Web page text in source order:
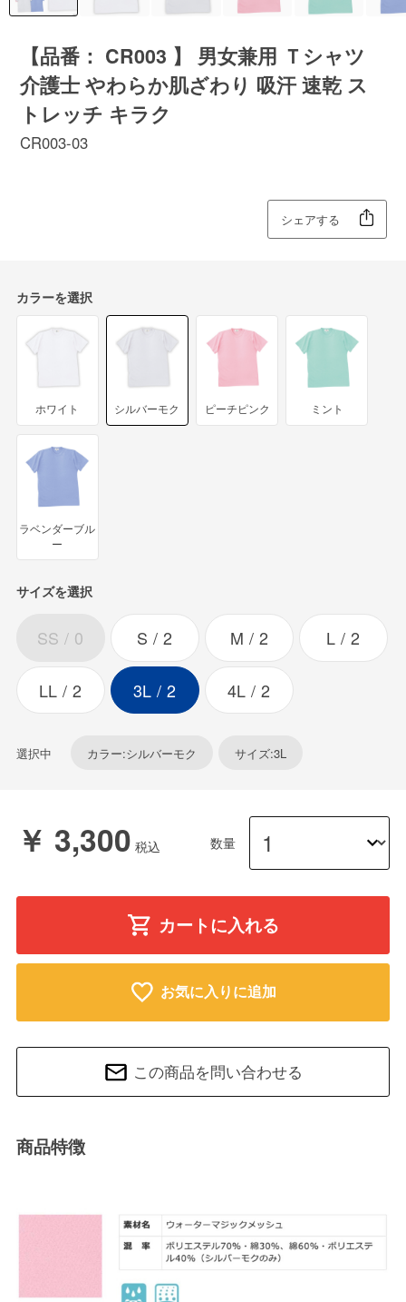
【品番： CR003 】 男女兼用 Ｔシャツ
介護士 やわらか肌ざわり 吸汗 速乾 ス
トレッチ キラク
CR003-03
シェアする
カラーを選択
ホワイト シルバーモク ピーチピンク ミント
ラベンダーブル
ー
サイズを選択
SS 0 S 2 M 2 L 2
LL 2 3L 2 4L 2
選択中 カラー:シルバーモク サイズ:3L
￥ 3,300 数量
カートに入れる
お気に入りに追加
この商品を問い合わせる
商品特徴